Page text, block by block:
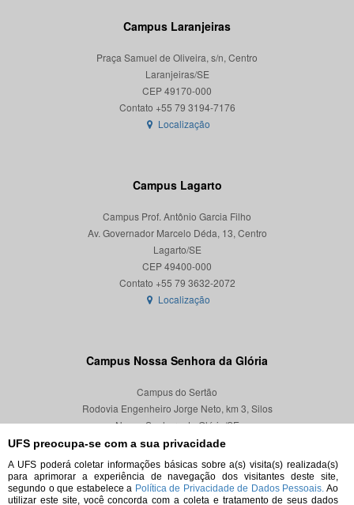
UFS preocupa-se com a sua privacidade
A UFS poderá coletar informações básicas sobre a(s) visita(s) realizada(s)
para aprimorar a experiência de navegação dos visitantes deste site,
segundo o que estabelece a Política de Privacidade de Dados Pessoais. Ao
utilizar este site, você concorda com a coleta e tratamento de seus dados
Campus Laranjeiras
Praça Samuel de Oliveira, s/n, Centro
Laranjeiras/SE
CEP 49170-000
Localização
Campus Lagarto
Campus Prof. Antônio Garcia Filho
Av. Governador Marcelo Déda, 13, Centro
Lagarto/SE
CEP 49400-000
Localização
Campus Nossa Senhora da Glória
Campus do Sertão
Rodovia Engenheiro Jorge Neto, km 3, Silos
Nossa Senhora da Glória/SE
CEP 49680-000
Localização